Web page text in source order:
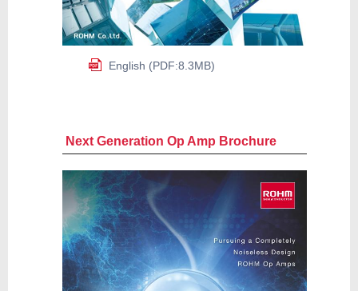
English (PDF:8.3MB)
Next Generation Op Amp Brochure